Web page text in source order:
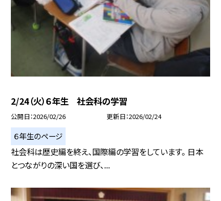
2/24（火）６年生 社会科の学習
公開日 2026/02/26 更新日 2026/02/24
６年生のページ
社会科は歴史編を終え、国際編の学習をしています。 日本
とつながりの深い国を選び、...